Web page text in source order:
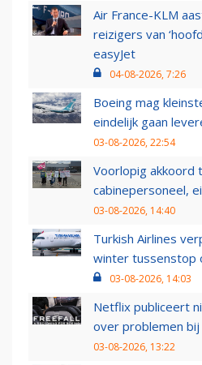
Air France-KLM
reizigers van
easyJet
04-08-2026, 7:26
Boeing mag
eindelijk gaan
03-08-2026, 22:54
Voorlopig akkoord
cabinepersoneel,
03-08-2026, 14:40
Turkish Airlines
winter tussenstop
03-08-2026, 14:03
Netflix publiceert
over problemen bij
03-08-2026, 13:22